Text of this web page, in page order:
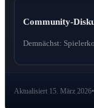
Community-
Demnächst:
Aktualisiert 15. März 2026•